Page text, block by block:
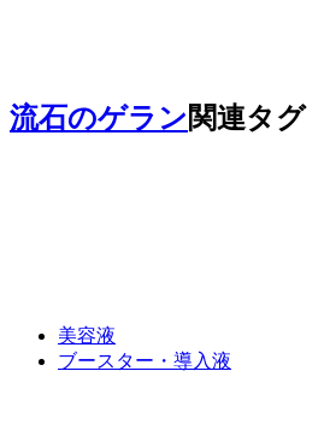
流石のゲラン関連タグ
美容液
ブースター・導入液